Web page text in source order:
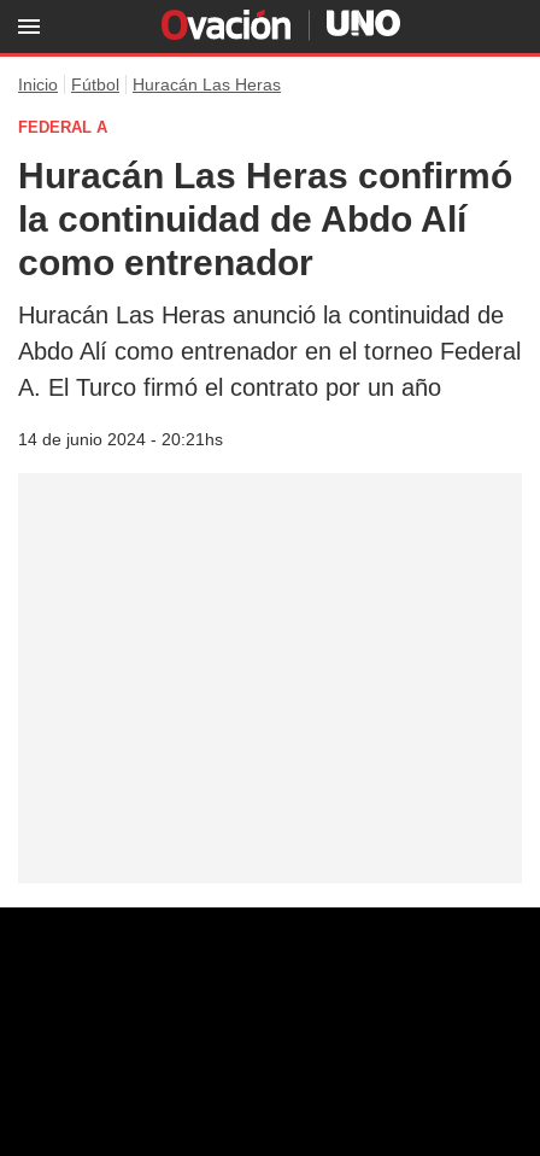
Inicio Fútbol Huracán Las Heras
FEDERAL A
Huracán Las Heras confirmó
la continuidad de Abdo Alí
como entrenador
Huracán Las Heras anunció la continuidad de
Abdo Alí como entrenador en el torneo Federal
A. El Turco firmó el contrato por un año
14 de junio 2024 - 20:21hs